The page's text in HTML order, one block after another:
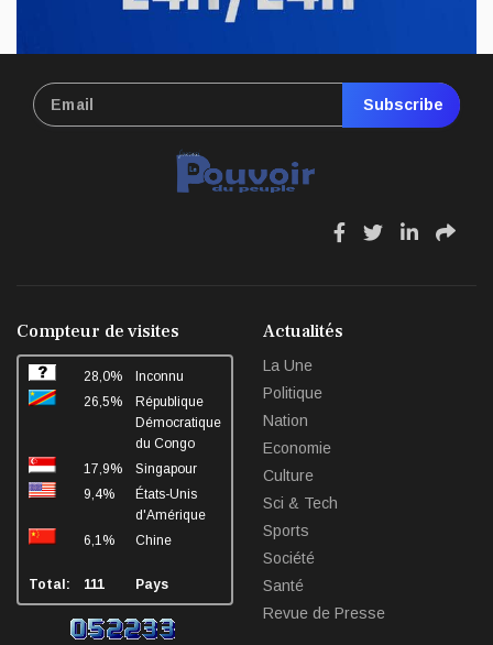
Subscribe
fa
fa
fa
fa
Compteur de visites
28,0%
Inconnu
26,5%
République
Démocratique
du Congo
17,9%
Singapour
9,4%
États-Unis
d'Amérique
6,1%
Chine
Total: 111 Pays
Actualités
La Une
Politique
Nation
Economie
Culture
Sci & Tech
Sports
Société
Santé
Revue de Presse